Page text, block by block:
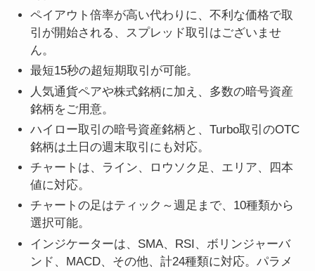
ペイアウト倍率が高い代わりに、不利な価格で取
引が開始される、スプレッド取引はございませ
ん。
最短15秒の超短期取引が可能。
人気通貨ペアや株式銘柄に加え、多数の暗号資産
銘柄をご用意。
ハイロー取引の暗号資産銘柄と、Turbo取引のOTC
銘柄は土日の週末取引にも対応。
チャートは、ライン、ロウソク足、エリア、四本
値に対応。
チャートの足はティック～週足まで、10種類から
選択可能。
インジケーターは、SMA、RSI、ボリンジャーバ
ンド、MACD、その他、計24種類に対応。パラメ